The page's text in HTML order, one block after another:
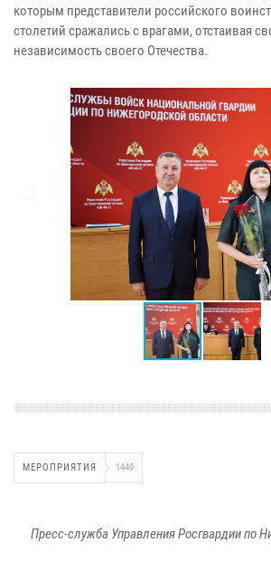
которым представители российского
столетий сражались с врагами, отстаивая
независимость своего Отечества.
МЕРОПРИЯТИЯ 1449
Пресс-служба Управления Росгвардии по